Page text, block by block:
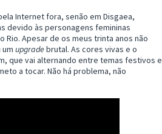
Internet fora, senão em Disgaea,
devido às personagens femininas
Rio. Apesar de os meus trinta anos não
upgradebrutal. As cores vivas e o
que vai alternando entre temas festivos e
a tocar. Não há problema, não